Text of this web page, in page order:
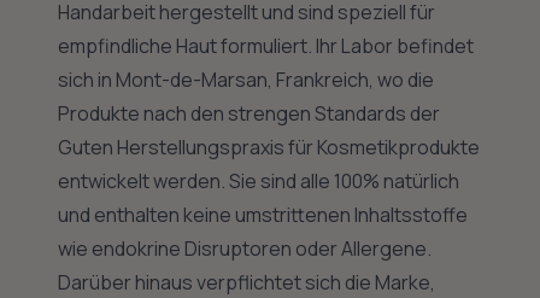
Handarbeit hergestellt und sind speziell für
empfindliche Haut formuliert. Ihr Labor befindet
sich in Mont-de-Marsan, Frankreich, wo die
Produkte nach den strengen Standards der
Guten Herstellungspraxis für Kosmetikprodukte
entwickelt werden. Sie sind alle 100% natürlich
und enthalten keine umstrittenen Inhaltsstoffe
wie endokrine Disruptoren oder Allergene.
Darüber hinaus verpflichtet sich die Marke,